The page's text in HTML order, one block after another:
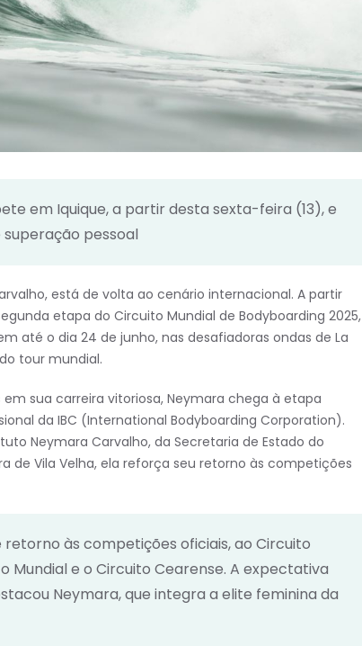
em Iquique, a partir desta sexta-feira (13), e
pessoal
está de volta ao cenário internacional. A partir
etapa do Circuito Mundial de Bodyboarding 2025,
até o dia 24 de junho, nas desafiadoras ondas de La
tour mundial.
sua carreira vitoriosa, Neymara chega à etapa
da IBC (International Bodyboarding Corporation).
Neymara Carvalho, da Secretaria de Estado do
de Vila Velha, ela reforça seu retorno às competições
retorno às competições oficiais, ao Circuito
Mundial e o Circuito Cearense. A expectativa
Neymara, que integra a elite feminina da